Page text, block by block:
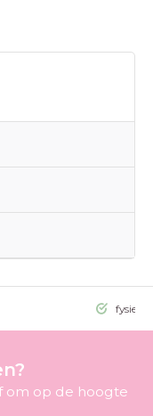
fysieke
om op de hoogte